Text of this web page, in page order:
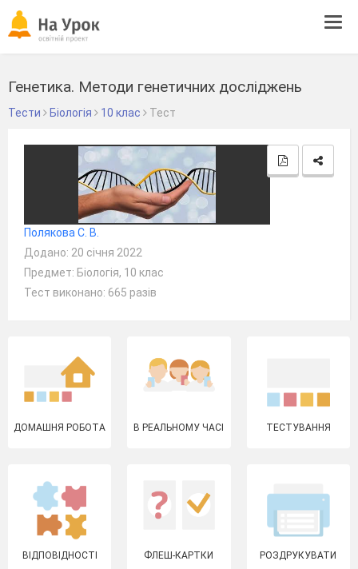
Генетика. Методи генетичних досліджень
Тести Біологія 10 клас Тест
Полякова С. В.
Додано: 20 січня 2022
Предмет: Біологія, 10 клас
Тест виконано: 665 разів
ДОМАШНЯ РОБОТА В РЕАЛЬНОМУ ЧАСІ ТЕСТУВАННЯ
ВІДПОВІДНОСТІ ФЛЕШ-КАРТКИ РОЗДРУКУВАТИ